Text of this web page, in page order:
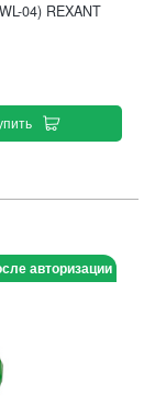
04) REXANT
авторизации